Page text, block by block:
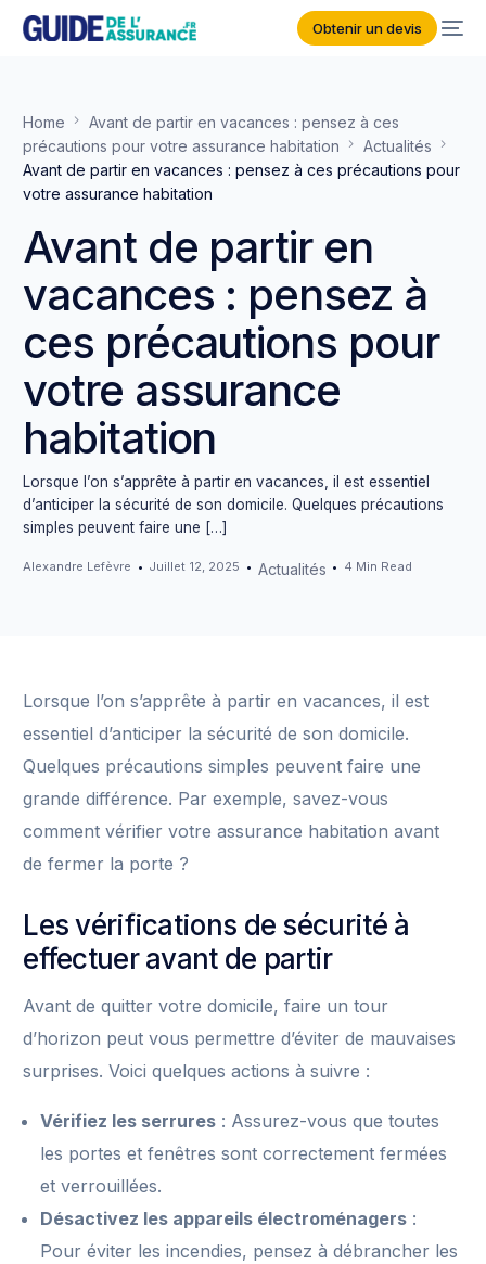
Obtenir un devis
Home
Avant de partir en vacances : pensez à ces
précautions pour votre assurance habitation
Actualités
Avant de partir en vacances : pensez à ces précautions pour
votre assurance habitation
Avant de partir en
vacances : pensez à
ces précautions pour
votre assurance
habitation
Lorsque l’on s’apprête à partir en vacances, il est essentiel
d’anticiper la sécurité de son domicile. Quelques précautions
simples peuvent faire une […]
Alexandre Lefèvre Juillet 12, 2025 Actualités 4 Min Read
Lorsque l’on s’apprête à partir en vacances, il est
essentiel d’anticiper la sécurité de son domicile.
Quelques précautions simples peuvent faire une
grande différence. Par exemple, savez-vous
comment vérifier votre assurance habitation avant
de fermer la porte ?
Les vérifications de sécurité à
effectuer avant de partir
Avant de quitter votre domicile, faire un tour
d’horizon peut vous permettre d’éviter de mauvaises
surprises. Voici quelques actions à suivre :
Vérifiez les serrures : Assurez-vous que toutes
les portes et fenêtres sont correctement fermées
et verrouillées.
Désactivez les appareils électroménagers :
Pour éviter les incendies, pensez à débrancher les